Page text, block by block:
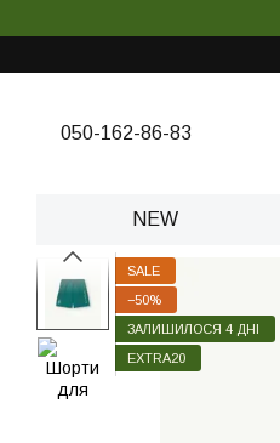
050-162-86-83
NEW
SALE
−50%
ЗАЛИШИЛОСЯ 4 ДНІ
EXTRA20